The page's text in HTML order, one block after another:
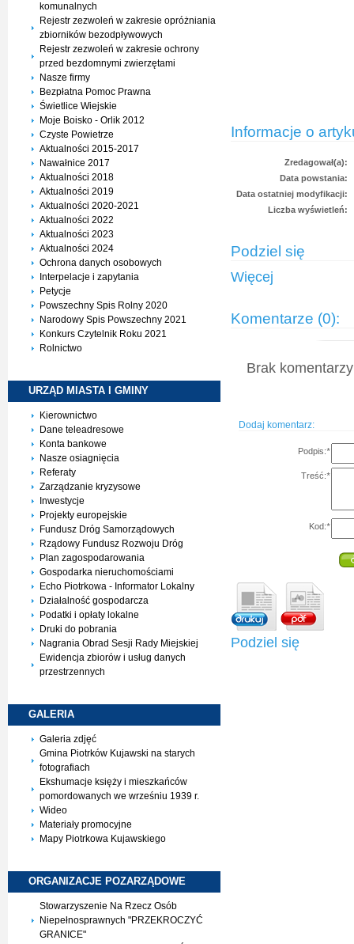
komunalnych
Rejestr zezwoleń w zakresie opróżniania
zbiorników bezodpływowych
Rejestr zezwoleń w zakresie ochrony
przed bezdomnymi zwierzętami
Nasze firmy
Bezpłatna Pomoc Prawna
Świetlice Wiejskie
Moje Boisko - Orlik 2012
Czyste Powietrze
Aktualności 2015-2017
Nawałnice 2017
Aktualności 2018
Aktualności 2019
Aktualności 2020-2021
Aktualności 2022
Aktualności 2023
Aktualności 2024
Ochrona danych osobowych
Interpelacje i zapytania
Petycje
Powszechny Spis Rolny 2020
Narodowy Spis Powszechny 2021
Konkurs Czytelnik Roku 2021
Rolnictwo
URZĄD MIASTA I GMINY
Kierownictwo
Dane teleadresowe
Konta bankowe
Nasze osiagnięcia
Referaty
Zarządzanie kryzysowe
Inwestycje
Projekty europejskie
Fundusz Dróg Samorządowych
Rządowy Fundusz Rozwoju Dróg
Plan zagospodarowania
Gospodarka nieruchomościami
Echo Piotrkowa - Informator Lokalny
Działalność gospodarcza
Podatki i opłaty lokalne
Druki do pobrania
Nagrania Obrad Sesji Rady Miejskiej
Ewidencja zbiorów i usług danych
przestrzennych
GALERIA
Galeria zdjęć
Gmina Piotrków Kujawski na starych
fotografiach
Ekshumacje księży i mieszkańców
pomordowanych we wrześniu 1939 r.
Wideo
Materiały promocyjne
Mapy Piotrkowa Kujawskiego
ORGANIZACJE POZARZĄDOWE
Stowarzyszenie Na Rzecz Osób
Niepełnosprawnych "PRZEKROCZYĆ
GRANICE"
Informacje o
Zredagował(a):
Data powstania:
Data ostatniej modyfikacji:
Liczba wyświetleń:
Podziel się
Więcej
Komentarze (0):
Brak
Dodaj komentarz:
Podpis:*
Treść:*
Kod:*
Podziel się